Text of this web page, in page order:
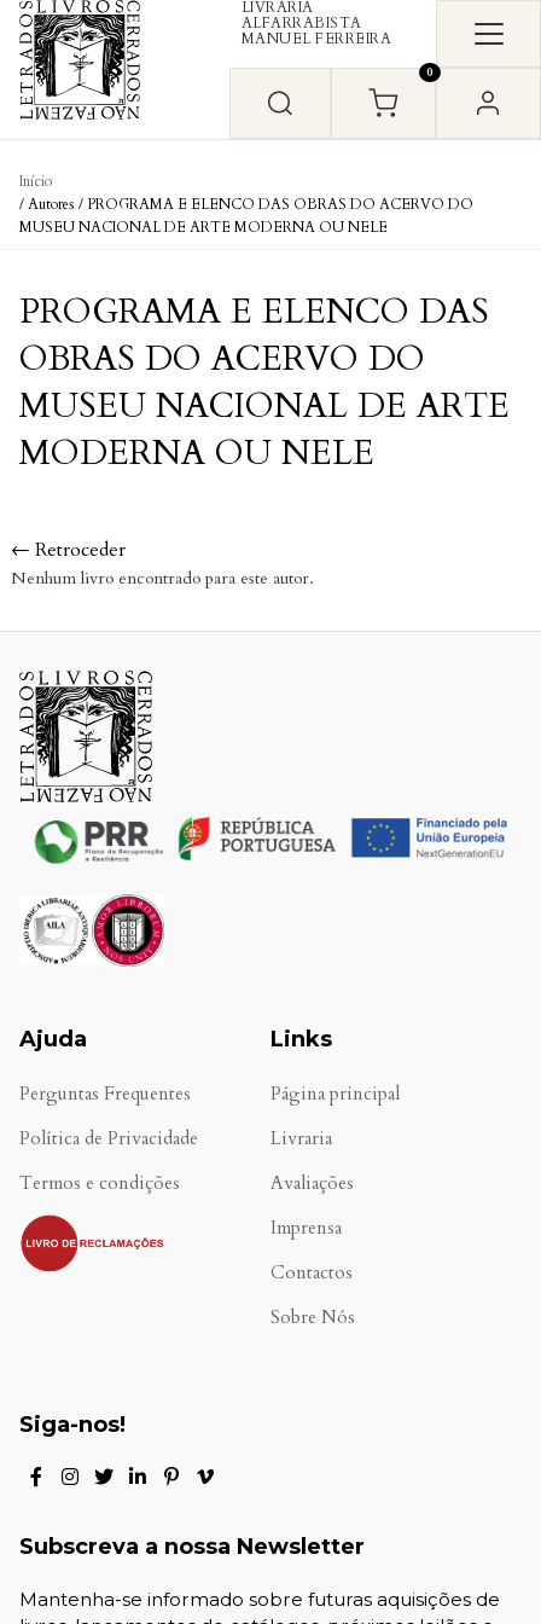
Skip to content
LIVRARIA
ALFARRABISTA
MANUEL FERREIRA
0
Início
/ Autores / PROGRAMA E ELENCO DAS OBRAS DO ACERVO DO
MUSEU NACIONAL DE ARTE MODERNA OU NELE
PROGRAMA E ELENCO DAS
OBRAS DO ACERVO DO
MUSEU NACIONAL DE ARTE
MODERNA OU NELE
← Retroceder
Nenhum livro encontrado para este autor.
Ajuda
Perguntas Frequentes
Política de Privacidade
Termos e condições
.
Links
Página principal
Livraria
Avaliações
Imprensa
Contactos
Sobre Nós
Siga-nos!
Subscreva a nossa Newsletter
Mantenha-se informado sobre futuras aquisições de